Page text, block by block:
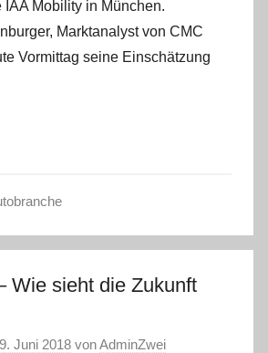
IAA Mobility in München.
Marktanalyst von CMC
Vormittag seine Einschätzung
Wie sieht die Zukunft
9. Juni 2018 vonAdminZwei